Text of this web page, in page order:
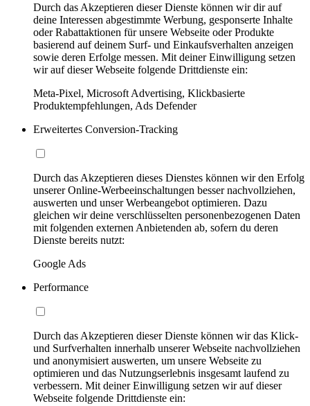
Durch das Akzeptieren dieser Dienste können wir dir auf
deine Interessen abgestimmte Werbung, gesponserte Inhalte
oder Rabattaktionen für unsere Webseite oder Produkte
basierend auf deinem Surf- und Einkaufsverhalten anzeigen
sowie deren Erfolge messen. Mit deiner Einwilligung setzen
wir auf dieser Webseite folgende Drittdienste ein:
Meta-Pixel, Microsoft Advertising, Klickbasierte
Produktempfehlungen, Ads Defender
Erweitertes Conversion-Tracking
Durch das Akzeptieren dieses Dienstes können wir den Erfolg
unserer Online-Werbeeinschaltungen besser nachvollziehen,
auswerten und unser Werbeangebot optimieren. Dazu
gleichen wir deine verschlüsselten personenbezogenen Daten
mit folgenden externen Anbietenden ab, sofern du deren
Dienste bereits nutzt:
Google Ads
Performance
Durch das Akzeptieren dieser Dienste können wir das Klick-
und Surfverhalten innerhalb unserer Webseite nachvollziehen
und anonymisiert auswerten, um unsere Webseite zu
optimieren und das Nutzungserlebnis insgesamt laufend zu
verbessern. Mit deiner Einwilligung setzen wir auf dieser
Webseite folgende Drittdienste ein: